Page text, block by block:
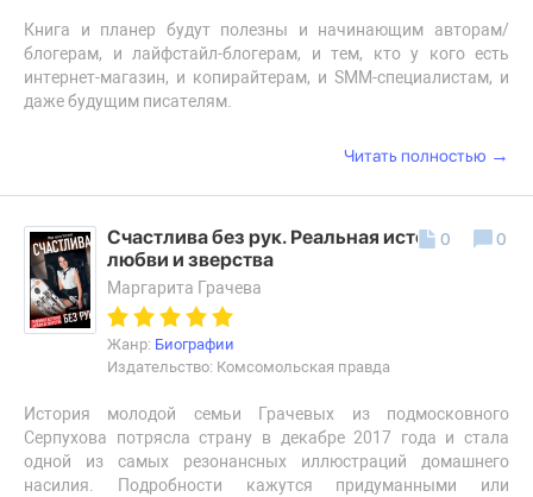
Книга и планер будут полезны и начинающим авторам/
блогерам, и лайфстайл-блогерам, и тем, кто у кого есть
интернет-магазин, и копирайтерам, и SMM-специалистам, и
даже будущим писателям.
Читать полностью →
Счастлива без рук. Реальная история
любви и зверства
Маргарита Грачева
Жанр: Биографии
Издательство: Комсомольская правда
История молодой семьи Грачевых из подмосковного
Серпухова потрясла страну в декабре 2017 года и стала
одной из самых резонансных иллюстраций домашнего
насилия. Подробности кажутся придуманными или
0 0